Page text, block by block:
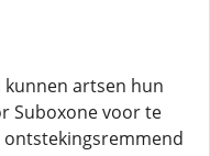
artsen hun
Suboxone voor te